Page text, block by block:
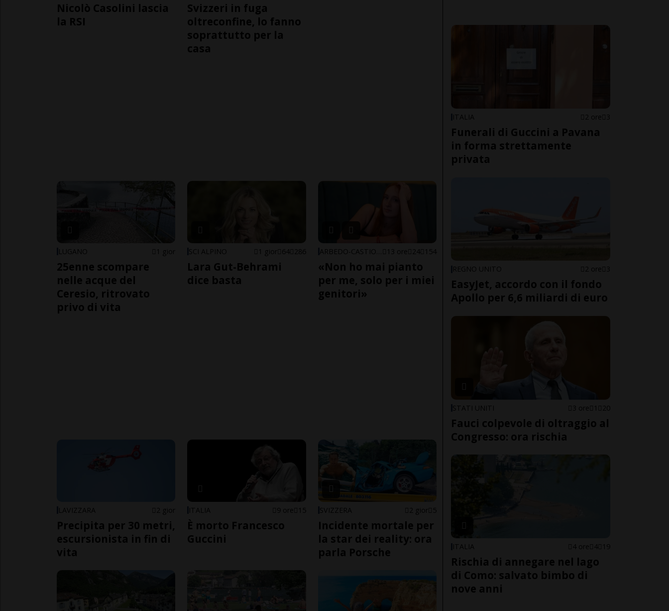
Nicolò Casolini lascia
la RSI
Svizzeri in fuga
oltreconfine, lo fanno
soprattutto per la
casa
LUGANO 1 gior
25enne scompare
nelle acque del
Ceresio, ritrovato
privo di vita
SCI ALPINO 1 gior 64 286
Lara Gut-Behrami
dice basta
13 ore 24 154
«Non ho mai pianto
per me, solo per i miei
genitori»
LAVIZZARA 2 gior
Precipita per 30 metri,
escursionista in fin di
vita
ITALIA 9 ore 15
È morto Francesco
Guccini
SVIZZERA 2 gior 5
Incidente mortale per
la star dei reality: ora
parla Porsche
ITALIA 2 ore 3
Funerali di Guccini a Pavana
in forma strettamente
privata
REGNO UNITO 2 ore 3
EasyJet, accordo con il fondo
Apollo per 6,6 miliardi di euro
STATI UNITI 3 ore 1 20
Fauci colpevole di oltraggio al
Congresso: ora rischia
ITALIA 4 ore 4 19
Rischia di annegare nel lago
di Como: salvato bimbo di
nove anni